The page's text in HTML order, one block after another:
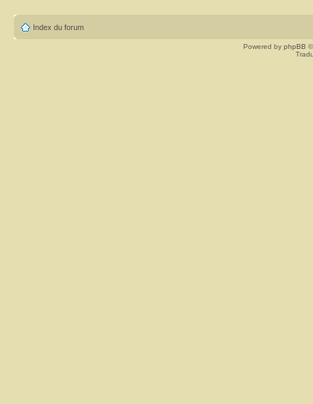
Index du forum
Powered by phpBB